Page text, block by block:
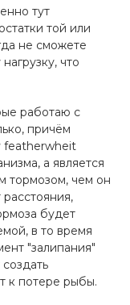
тут
той или
не сможете
что
работаю с
причём
featherwheit
а является
тормозом, чем он
будет
в то время
"залипания"
к потере рыбы.